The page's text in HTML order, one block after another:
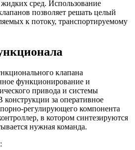
сред. Использование
позволяет решать целый
к потоку, транспортируемому
клапана
функционирование и
привода и системы
за оперативное
регулирующего компонента
в котором синтезируются
нужная команда.